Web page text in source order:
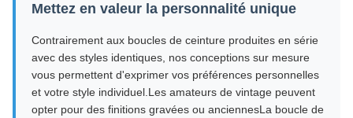
Mettez en valeur la personnalité unique
Contrairement aux boucles de ceinture produites en série
avec des styles identiques, nos conceptions sur mesure
vous permettent d'exprimer vos préférences personnelles
et votre style individuel.Les amateurs de vintage peuvent
opter pour des finitions gravées ou anciennesLa boucle de